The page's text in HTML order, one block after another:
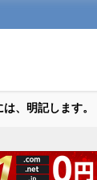
、明記します。